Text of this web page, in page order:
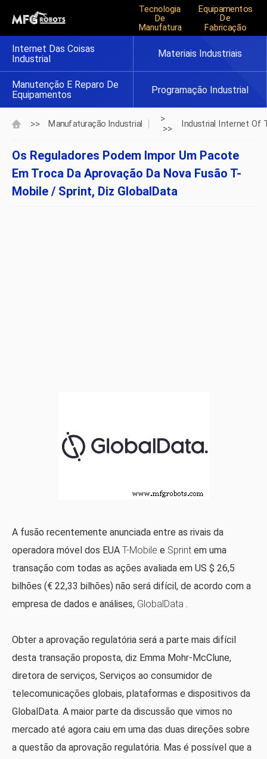
Tecnologia
De
Manufatura
Equipamentos
De
Fabricação
Internet Das Coisas
Industrial
Materiais Industriais
Manutenção E Reparo De
Equipamentos
Programação Industrial
>> Manufaturação Industrial
>
>>
Industrial Internet Of
Os Reguladores Podem Impor Um Pacote
Em Troca Da Aprovação Da Nova Fusão T-
Mobile / Sprint, Diz GlobalData
A fusão recentemente anunciada entre as rivais da
operadora móvel dos EUA T-Mobile e Sprint em uma
transação com todas as ações avaliada em US $ 26,5
bilhões (€ 22,33 bilhões) não será difícil, de acordo com a
empresa de dados e análises, GlobalData .
Obter a aprovação regulatória será a parte mais difícil
desta transação proposta, diz Emma Mohr-McClune,
diretora de serviços, Serviços ao consumidor de
telecomunicações globais, plataformas e dispositivos da
GlobalData. A maior parte da discussão que vimos no
mercado até agora caiu em uma das duas direções sobre
a questão da aprovação regulatória. Mas é possível que a